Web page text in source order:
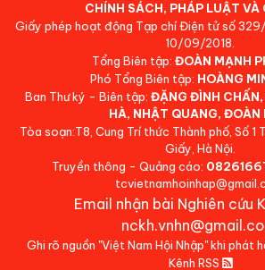
CHÍNH SÁCH, PHÁP LUẬT VÀ
Giấy phép hoạt động Tạp chí Điện tử số
10/09/2018.
Tổng Biên tập: ĐOÀN MẠNH
Phó Tổng Biên tập: HOÀNG
Ban Thư ký - Biên tập: ĐẶNG ĐÌNH
HÀ, NHẬT QUANG, ĐOÀN
Tòa soạn:T8, Cung Trí thức Thành phố, Số 1
Giấy, Hà Nội.
Truyền thông - Quảng cáo:
Email nhận bài Nghiên cứu
Ghi rõ nguồn "Việt Nam Hội Nhập" khi phát
Kênh RSS